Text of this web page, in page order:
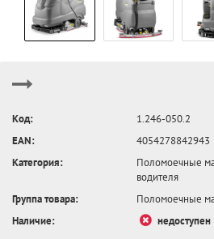
Код:
1.246-050.2
EAN:
4054278842943
Категория:
Поломоечные
водителя
Группа товара:
Поломоечные
Наличие:
недоступен